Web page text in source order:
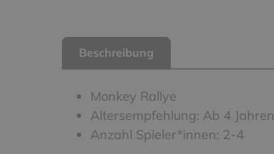
Beschreibung
Monkey Rallye
Altersempfehlung: Ab 4 Jahren
Anzahl Spieler*innen: 2-4